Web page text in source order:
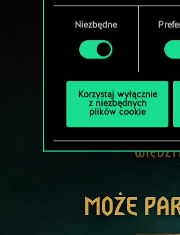
zgodyNiezbędne
Korzystaj wyłącznie
z niezbędnych
plików cookie
MOŻE